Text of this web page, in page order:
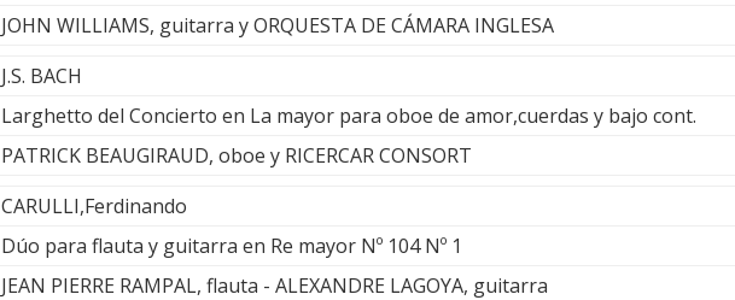
JOHN WILLIAMS, guitarra y ORQUESTA DE CÁMARA INGLESA
J.S. BACH
Larghetto del Concierto en La mayor para oboe de amor,cuerdas y bajo cont.
PATRICK BEAUGIRAUD, oboe y RICERCAR CONSORT
CARULLI,Ferdinando
Dúo para flauta y guitarra en Re mayor Nº 104 Nº 1
JEAN PIERRE RAMPAL, flauta - ALEXANDRE LAGOYA, guitarra